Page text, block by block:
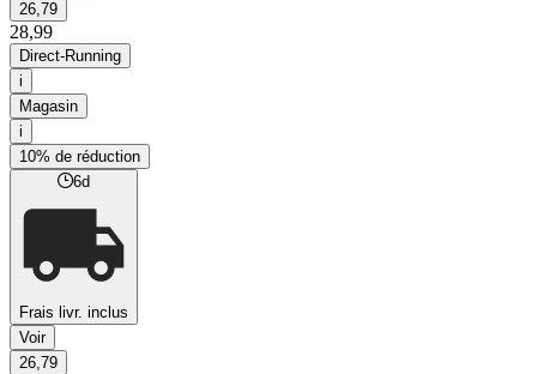
26,79
28,99
Direct-Running
i
Magasin
i
10% de réduction
6d
Frais livr. inclus
Voir
26,79